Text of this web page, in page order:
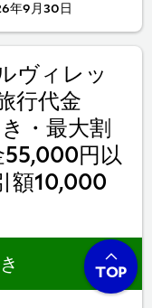
年9月30日
ヴィレッ
行代金
・最大割
55,000円以
額10,000
TOP